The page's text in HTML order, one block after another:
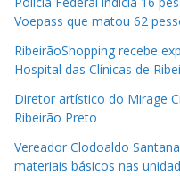
Voepass que matou 62
RibeirãoShopping recebe
Hospital das Clínicas de
Diretor artístico do Mirage
Ribeirão Preto
Vereador Clodoaldo
materiais básicos nas